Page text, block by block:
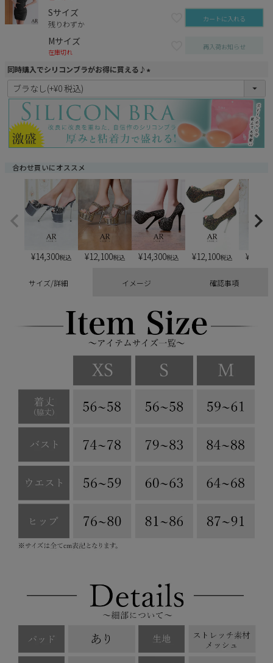
Sサイズ
残りわずか カートに入れる
Mサイズ
在庫切れ
再入荷お知らせ
同時購入でシリコンブラがお得に買える♪
(
須
)
合わせ買いにオススメ
¥14,300税込 ¥12,100税込 ¥14,300税込 ¥12,100税込 ¥
サイズ/詳細 イメージ 確認事項